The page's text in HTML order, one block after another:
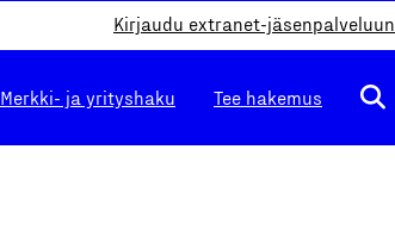
Kirjaudu extranet-jäsenpalveluun
Merkki- ja yrityshaku Tee hakemus